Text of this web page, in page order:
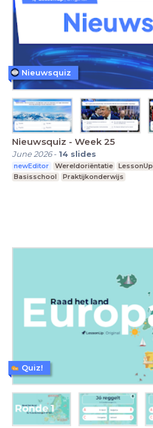
Nieuwsquiz - Week 25
June 2026- 14 slides
newEditor Wereldoriëntatie LessonUp
Basisschool
Praktijkonderwijs
Nieuwsquiz
Quiz!